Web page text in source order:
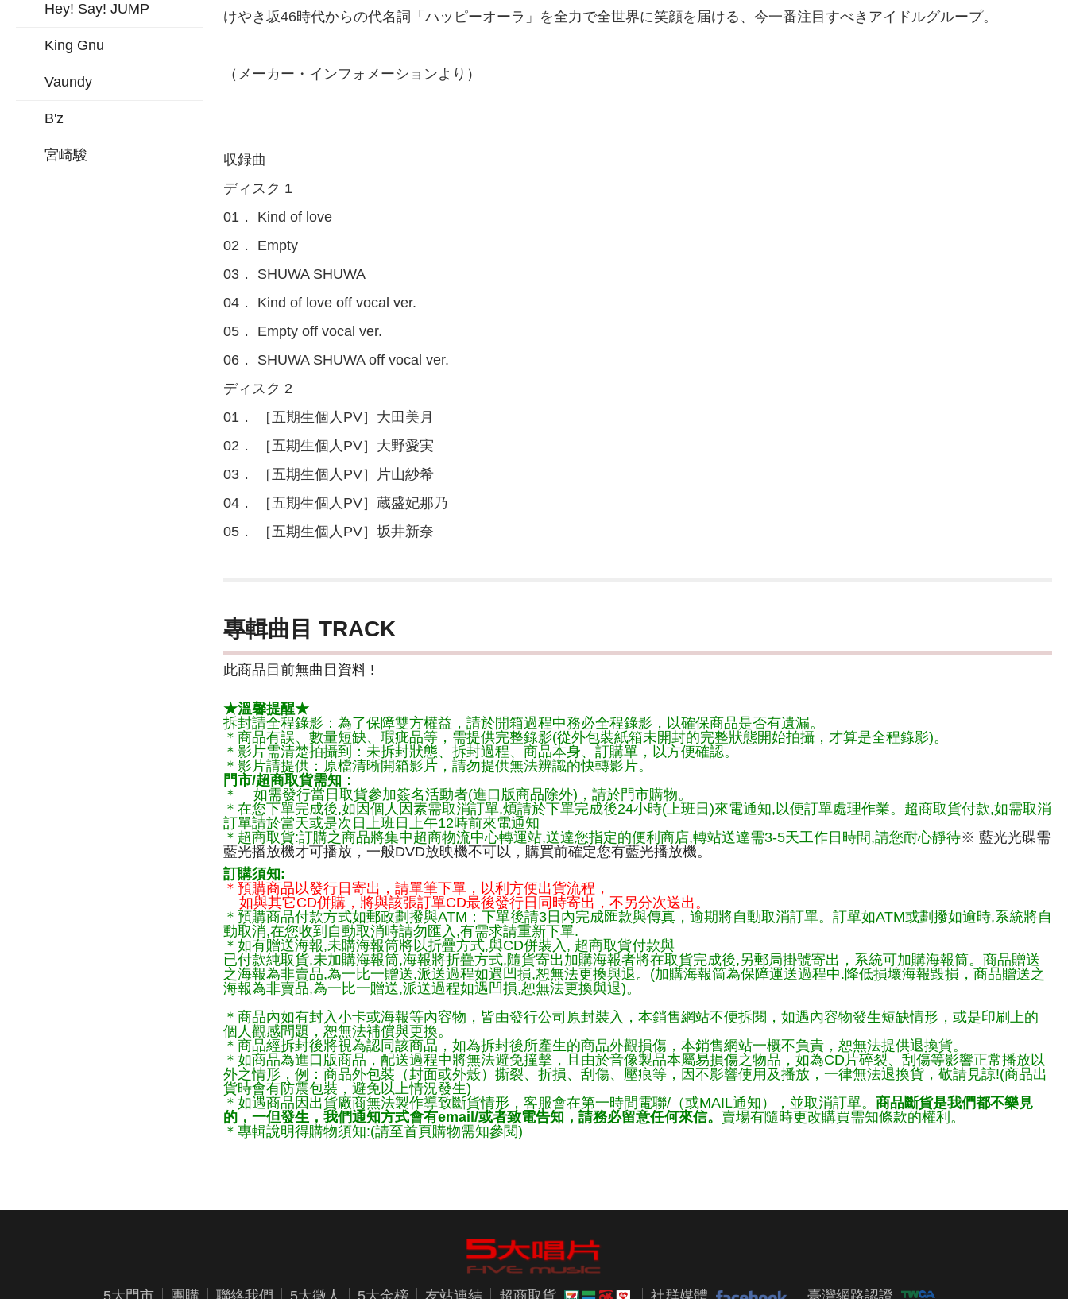
Hey! Say! JUMP
King Gnu
Vaundy
B'z
宮崎駿
けやき坂46時代からの代名詞「ハッピーオーラ」を全力で全世界に笑顔を届ける、今一番注目すべきアイドルグループ。
（メーカー・インフォメーションより）
収録曲
ディスク 1
01． Kind of love
02． Empty
03． SHUWA SHUWA
04． Kind of love off vocal ver.
05． Empty off vocal ver.
06． SHUWA SHUWA off vocal ver.
ディスク 2
01． ［五期生個人PV］大田美月
02． ［五期生個人PV］大野愛実
03． ［五期生個人PV］片山紗希
04． ［五期生個人PV］蔵盛妃那乃
05． ［五期生個人PV］坂井新奈
專輯曲目 TRACK
此商品目前無曲目資料 !
★溫馨提醒★
拆封請全程錄影：為了保障雙方權益，請於開箱過程中務必全程錄影，以確保商品是否有遺漏。
＊商品有誤、數量短缺、瑕疵品等，需提供完整錄影(從外包裝紙箱未開封的完整狀態開始拍攝，才算是全程錄影)。
＊影片需清楚拍攝到：未拆封狀態、拆封過程、商品本身、訂購單，以方便確認。
＊影片請提供：原檔清晰開箱影片，請勿提供無法辨識的快轉影片。
門市/超商取貨需知：
＊ 如需發行當日取貨參加簽名活動者(進口版商品除外)，請於門市購物。
＊在您下單完成後,如因個人因素需取消訂單,煩請於下單完成後24小時(上班日)來電通知,以便訂單處理作業。超商取貨付款,如需取消
訂單請於當天或是次日上班日上午12時前來電通知
＊超商取貨:訂購之商品將集中超商物流中心轉運站,送達您指定的便利商店,轉站送達需3-5天工作日時間,請您耐心靜待※ 藍光光碟需
藍光播放機才可播放，一般DVD放映機不可以，購買前確定您有藍光播放機。
訂購須知:
＊預購商品以發行日寄出，請單筆下單，以利方便出貨流程，
如與其它CD併購，將與該張訂單CD最後發行日同時寄出，不另分次送出。
＊預購商品付款方式如郵政劃撥與ATM：下單後請3日內完成匯款與傳真，逾期將自動取消訂單。訂單如ATM或劃撥如逾時,系統將自
動取消,在您收到自動取消時請勿匯入,有需求請重新下單.
＊如有贈送海報,未購海報筒將以折疊方式,與CD併裝入, 超商取貨付款與
已付款純取貨,未加購海報筒,海報將折疊方式,隨貨寄出加購海報者將在取貨完成後,另郵局掛號寄出，系統可加購海報筒。商品贈送
之海報為非賣品,為一比一贈送,派送過程如遇凹損,恕無法更換與退。(加購海報筒為保障運送過程中.降低損壞海報毀損，商品贈送之
海報為非賣品,為一比一贈送,派送過程如遇凹損,恕無法更換與退)。
＊商品內如有封入小卡或海報等內容物，皆由發行公司原封裝入，本銷售網站不便拆閱，如遇內容物發生短缺情形，或是印刷上的
個人觀感問題，恕無法補償與更換。
＊商品經拆封後將視為認同該商品，如為拆封後所產生的商品外觀損傷，本銷售網站一概不負責，恕無法提供退換貨。
＊如商品為進口版商品，配送過程中將無法避免撞擊，且由於音像製品本屬易損傷之物品，如為CD片碎裂、刮傷等影響正常播放以
外之情形，例：商品外包裝（封面或外殼）撕裂、折損、刮傷、壓痕等，因不影響使用及播放，一律無法退換貨，敬請見諒!(商品出
貨時會有防震包裝，避免以上情況發生)
＊如遇商品因出貨廠商無法製作導致斷貨情形，客服會在第一時間電聯/（或MAIL通知），並取消訂單。 商品斷貨是我們都不樂見
的，一但發生，我們通知方式會有email/或者致電告知，請務必留意任何來信。 賣場有隨時更改購買需知條款的權利。
＊專輯說明得購物須知:(請至首頁購物需知參閱)